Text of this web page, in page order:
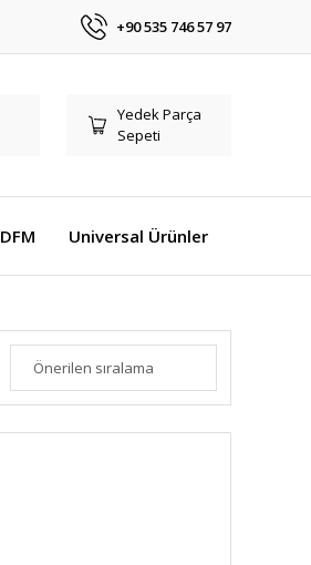
+90 535 746 57 97
Yedek Parça
Sepeti
DFM Universal Ürünler